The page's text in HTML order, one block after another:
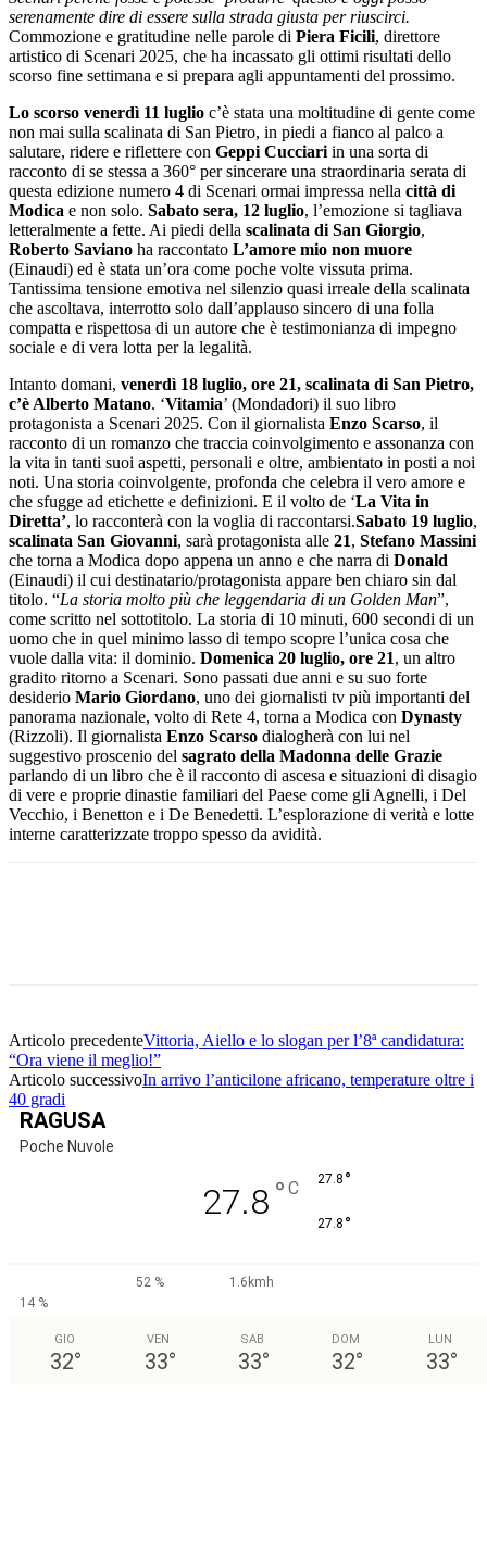
serenamente dire di essere sulla strada giusta per riuscirci.
Commozione e gratitudine nelle parole di Piera Ficili, direttore
artistico di Scenari 2025, che ha incassato gli ottimi risultati dello
scorso fine settimana e si prepara agli appuntamenti del prossimo.
Lo scorso venerdì 11 luglio c’è stata una moltitudine di gente come
non mai sulla scalinata di San Pietro, in piedi a fianco al palco a
salutare, ridere e riflettere con Geppi Cucciari in una sorta di
racconto di se stessa a 360° per sincerare una straordinaria serata di
questa edizione numero 4 di Scenari ormai impressa nella città di
Modica e non solo. Sabato sera, 12 luglio, l’emozione si tagliava
letteralmente a fette. Ai piedi della scalinata di San Giorgio,
Roberto Saviano ha raccontato L’amore mio non muore
(Einaudi) ed è stata un’ora come poche volte vissuta prima.
Tantissima tensione emotiva nel silenzio quasi irreale della scalinata
che ascoltava, interrotto solo dall’applauso sincero di una folla
compatta e rispettosa di un autore che è testimonianza di impegno
sociale e di vera lotta per la legalità.
Intanto domani, venerdì 18 luglio, ore 21, scalinata di San Pietro,
c’è Alberto Matano. ‘Vitamia’ (Mondadori) il suo libro
protagonista a Scenari 2025. Con il giornalista Enzo Scarso, il
racconto di un romanzo che traccia coinvolgimento e assonanza con
la vita in tanti suoi aspetti, personali e oltre, ambientato in posti a noi
noti. Una storia coinvolgente, profonda che celebra il vero amore e
che sfugge ad etichette e definizioni. E il volto de ‘La Vita in
Diretta’, lo racconterà con la voglia di raccontarsi.Sabato 19 luglio,
scalinata San Giovanni, sarà protagonista alle 21, Stefano Massini
che torna a Modica dopo appena un anno e che narra di Donald
(Einaudi) il cui destinatario/protagonista appare ben chiaro sin dal
titolo. “La storia molto più che leggendaria di un Golden Man”,
come scritto nel sottotitolo. La storia di 10 minuti, 600 secondi di un
uomo che in quel minimo lasso di tempo scopre l’unica cosa che
vuole dalla vita: il dominio. Domenica 20 luglio, ore 21, un altro
gradito ritorno a Scenari. Sono passati due anni e su suo forte
desiderio Mario Giordano, uno dei giornalisti tv più importanti del
panorama nazionale, volto di Rete 4, torna a Modica con Dynasty
(Rizzoli). Il giornalista Enzo Scarso dialogherà con lui nel
suggestivo proscenio del sagrato della Madonna delle Grazie
parlando di un libro che è il racconto di ascesa e situazioni di disagio
di vere e proprie dinastie familiari del Paese come gli Agnelli, i Del
Vecchio, i Benetton e i De Benedetti. L’esplorazione di verità e lotte
interne caratterizzate troppo spesso da avidità.
Articolo precedenteVittoria, Aiello e lo slogan per l’8ª candidatura:
“Ora viene il meglio!”
Articolo successivoIn arrivo l’anticilone africano, temperature oltre i
40 gradi
RAGUSA
Poche Nuvole
27.8 ° C 27.8 °
27.8 °
52 %
1.6kmh
14 %
GIO
32°
VEN
33°
SAB
33°
DOM
32°
LUN
33°